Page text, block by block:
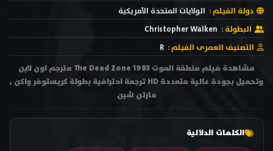
دولة الفيلم : الولايات المتحدة الأمريكية
البطولة : Christopher Walken
التصنيف العمرى الفيلم : R
مشاهدة فيلم منطقة الموت The Dead Zone 1983 مترجم اون لاين
وتحميل بجودة عالية متعددة HD ترجمة احترافية بطولة كريستوفر واكن ,
مارتن شين
الكلمات الدلالية